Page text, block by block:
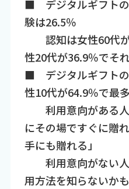
■ デジタルギフトの
験は26.5％
認知は女性60代が
性20代が36.9％でそ
■ デジタルギフトの
性10代が64.9％で最多
利用意向がある人
にその場ですぐに贈
手にも贈れる」
利用意向がない人
用方法を知らないか